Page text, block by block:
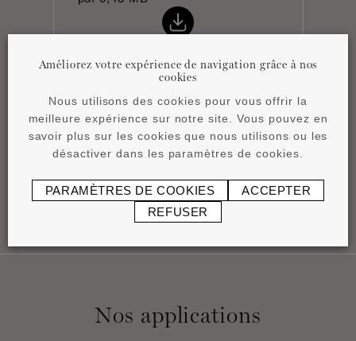
Product overview
pdf 4,15 MB
Nos applications
Améliorez votre expérience de navigation grâce à nos
cookies
Nous utilisons des cookies pour vous offrir la
meilleure expérience sur notre site. Vous pouvez en
savoir plus sur les cookies que nous utilisons ou les
désactiver dans les paramètres de cookies.
PARAMÈTRES DE COOKIES
ACCEPTER
REFUSER